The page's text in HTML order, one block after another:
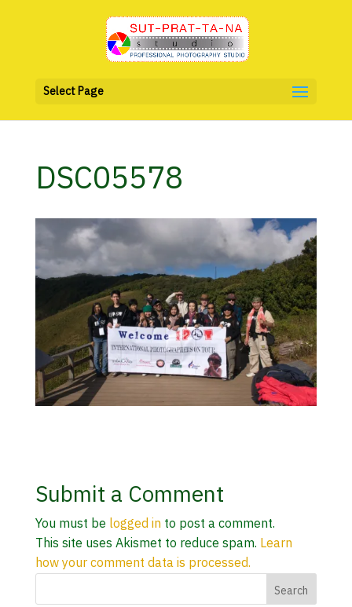
Select Page
DSC05578
Submit a Comment
You must be logged into post a comment.
This site uses Akismet to reduce spam. Learn
how your comment data is processed.